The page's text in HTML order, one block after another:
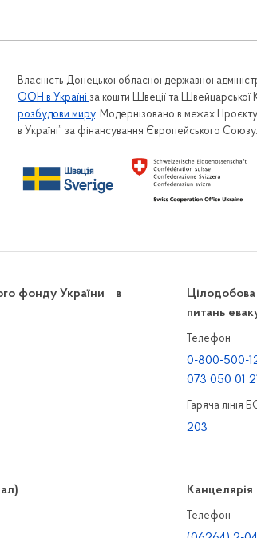
Власність Донецької обласної державної
ООН в Україні за кошти Швеції та Швейцарської
розбудови миру. Модернізовано в межах
в Україні” за фінансування Європейського
фонду України в
Цілодобова
питань
Телефон
0-800-500-
073 050 01 21
Гаряча лінія
203
Канцелярiя
Телефон